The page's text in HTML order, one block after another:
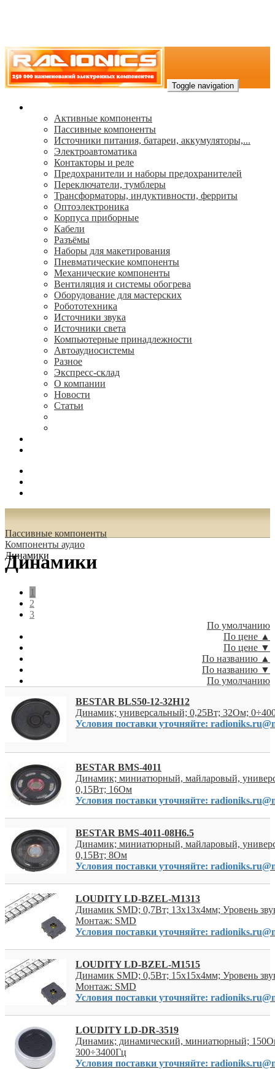
Toggle navigation
Активные компоненты
Пассивные компоненты
Источники питания, батареи, аккумуляторы,...
Электроавтоматика
Контакторы и реле
Предохранители и наборы предохранителей
Переключатели, тумблеры
Трансформаторы, индуктивности, ферриты
Oптоэлектроника
Корпуса приборные
Кабели
Разъёмы
Наборы для макетирования
Пневматические компоненты
Механические компоненты
Вентиляция и системы обогрева
Оборудование для мастерских
Робототехника
Источники звука
Источники света
Компьютерные принадлежности
Автоаудиосистемы
Разное
Экспресс-склад
О компании
Новости
Статьи
Пассивные компоненты
Компоненты аудио
Динамики
Динамики
1
2
3
По умолчанию
По цене ▲
По цене ▼
По названию ▲
По названию ▼
По умолчанию
BESTAR BLS50-12-32H12
Динамик; универсальный; 0,25Вт; 32Ом;
Условия поставки уточняйте:
BESTAR BMS-4011
Динамик; миниатюрный, майларовый,
0,15Вт; 16Ом
Условия поставки уточняйте:
BESTAR BMS-4011-08H6.5
Динамик; миниатюрный, майларовый,
0,15Вт; 8Ом
Условия поставки уточняйте:
LOUDITY LD-BZEL-M1313
Динамик SMD; 0,7Вт; 13x13x4мм; Уровень
Монтаж: SMD
Условия поставки уточняйте:
LOUDITY LD-BZEL-M1515
Динамик SMD; 0,5Вт; 15x15x4мм; Уровень
Монтаж: SMD
Условия поставки уточняйте:
LOUDITY LD-DR-3519
Динамик; динамический, миниатюрный;
300÷3400Гц
Условия поставки уточняйте: